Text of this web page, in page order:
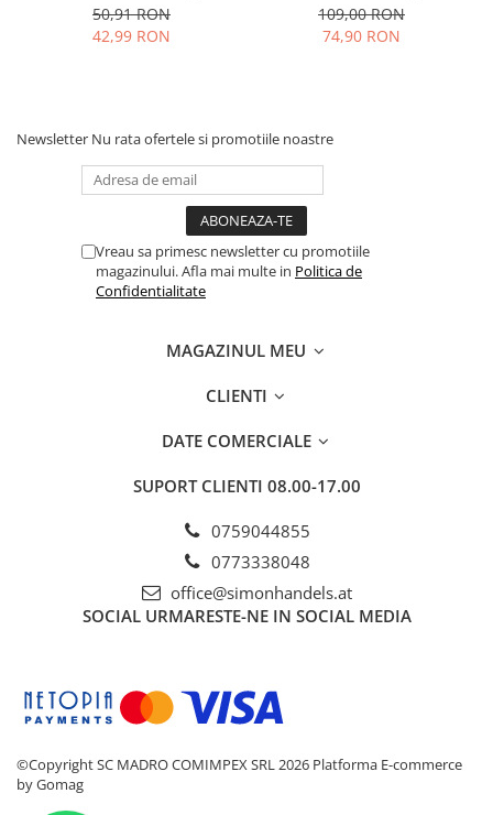
50,91 RON
42,99 RON
109,00 RON
74,90 RON
Newsletter Nu rata ofertele si promotiile noastre
Vreau sa primesc newsletter cu promotiile
magazinului. Afla mai multe in Politica de
Confidentialitate
MAGAZINUL MEU
CLIENTI
DATE COMERCIALE
SUPORT CLIENTI 08.00-17.00
0759044855
0773338048
office@simonhandels.at
SOCIAL URMARESTE-NE IN SOCIAL MEDIA
©Copyright SC MADRO COMIMPEX SRL 2026 Platforma E-commerce
by Gomag